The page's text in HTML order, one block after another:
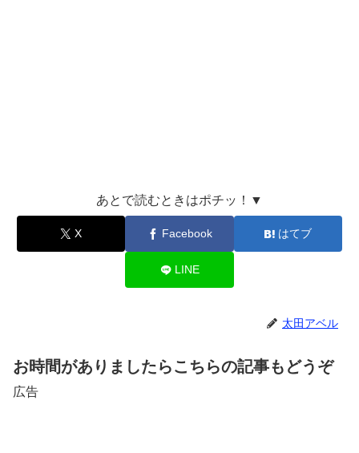
あとで読むときはポチッ！▼
X Facebook はてブ
LINE
太田アベル
お時間がありましたらこちらの記事もどうぞ
広告